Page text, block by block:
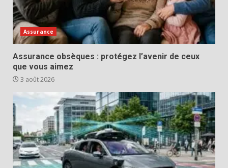
Assurance
Assurance obsèques : protégez l’avenir de ceux
que vous aimez
3 août 2026